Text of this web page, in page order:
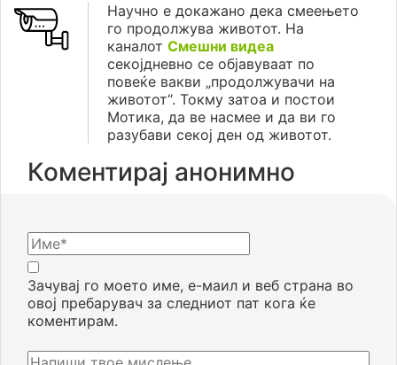
Научно е докажано дека смеењето
го продолжува животот. На
каналот Смешни видеа
секојдневно се објавуваат по
повеќе вакви „продолжувачи на
животот“. Токму затоа и постои
Мотика, да ве насмее и да ви го
разубави секој ден од животот.
Коментирај анонимно
Зачувај го моето име, е-маил и веб страна во
овој пребарувач за следниот пат кога ќе
коментирам.